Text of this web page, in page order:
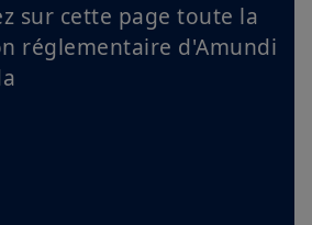
sur cette page toute la
réglementaire d'Amundi